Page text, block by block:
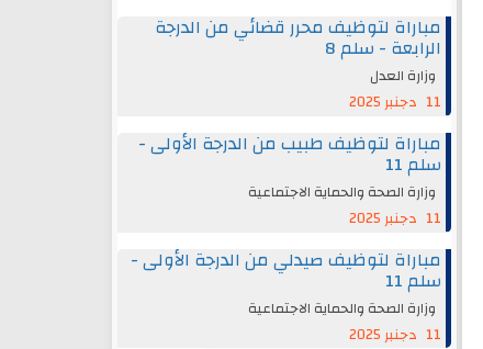
مباراة لتوظيف محرر قضائي من الدرجة
الرابعة - سلم 8
وزارة العدل
11 دجنبر 2025
مباراة لتوظيف طبيب من الدرجة الأولى -
سلم 11
وزارة الصحة والحماية الاجتماعية
11 دجنبر 2025
مباراة لتوظيف صيدلي من الدرجة الأولى -
سلم 11
وزارة الصحة والحماية الاجتماعية
11 دجنبر 2025